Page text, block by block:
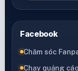
Facebook
Chăm sóc
Chạy quảng